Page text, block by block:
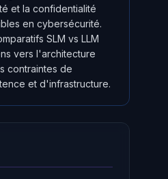
et la confidentialité
en cybersécurité.
SLM vs LLM
vers l'architecture
contraintes de
et d'infrastructure.